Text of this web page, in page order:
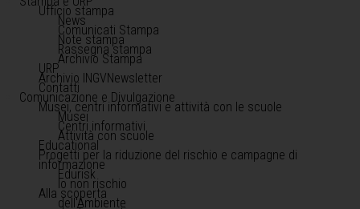
Ufficio stampa
News
Comunicati Stampa
Note stampa
Rassegna stampa
Archivio Stampa
URP
Archivio INGVNewsletter
Contatti
Comunicazione e Divulgazione
Musei, centri informativi e attività con le scuole
Musei
Centri informativi
Attività con scuole
Educational
Progetti per la riduzione del rischio e campagne di
informazione
Edurisk
Io non rischio
Alla scoperta
dell'Ambiente